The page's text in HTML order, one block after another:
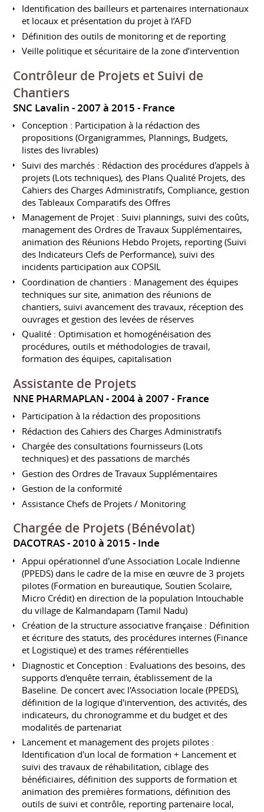
Identification des bailleurs et partenaires internationaux
et locaux et présentation du projet à l’AFD
Définition des outils de monitoring et de reporting
Veille politique et sécuritaire de la zone d’intervention
Contrôleur de Projets et Suivi de
Chantiers
SNC Lavalin 2007 à 2015 France
Conception : Participation à la rédaction des
propositions (Organigrammes, Plannings, Budgets,
listes des livrables)
Suivi des marchés : Rédaction des procédures d'appels à
projets (Lots techniques), des Plans Qualité Projets, des
Cahiers des Charges Administratifs, Compliance, gestion
des Tableaux Comparatifs des Offres
Management de Projet : Suivi plannings, suivi des coûts,
management des Ordres de Travaux Supplémentaires,
animation des Réunions Hebdo Projets, reporting (Suivi
des Indicateurs Clefs de Performance), suivi des
incidents participation aux COPSIL
Coordination de chantiers : Management des équipes
techniques sur site, animation des réunions de
chantiers, suivi avancement des travaux, réception des
ouvrages et gestion des levées de réserves
Qualité : Optimisation et homogénéisation des
procédures, outils et méthodologies de travail,
formation des équipes, capitalisation
Assistante de Projets
NNE PHARMAPLAN 2004 à 2007 France
Participation à la rédaction des propositions
Rédaction des Cahiers des Charges Administratifs
Chargée des consultations fournisseurs (Lots
techniques) et des passations de marchés
Gestion des Ordres de Travaux Supplémentaires
Gestion de la conformité
Assistance Chefs de Projets / Monitoring
Chargée de Projets (Bénévolat)
DACOTRAS 2010 à 2015 Inde
Appui opérationnel d'une Association Locale Indienne
(PPEDS) dans le cadre de la mise en œuvre de 3 projets
pilotes (Formation en bureautique, Soutien Scolaire,
Micro Crédit) en direction de la population Intouchable
du village de Kalmandapam (Tamil Nadu)
Création de la structure associative française : Définition
et écriture des statuts, des procédures internes (Finance
et Logistique) et des trames référentielles
Diagnostic et Conception : Evaluations des besoins, des
supports d'enquête terrain, établissement de la
Baseline. De concert avec l'Association locale (PPEDS),
définition de la logique d'intervention, des activités, des
indicateurs, du chronogramme et du budget et des
modalités de partenariat
Lancement et management des projets pilotes :
Identification d'un local de formation + Lancement et
suivi des travaux de réhabilitation, ciblage des
bénéficiaires, définition des supports de formation et
animation des premières formations, définition des
outils de suivi et contrôle, reporting partenaire local,